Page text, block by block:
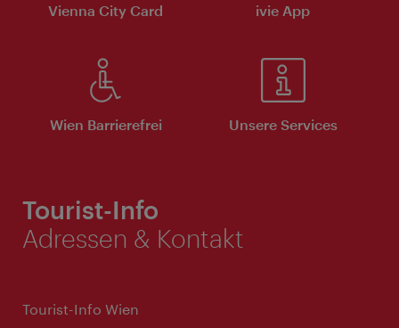
Vienna City Card ivie App
Wien Barrierefrei Unsere Services
Tourist-Info
Adressen & Kontakt
Tourist-Info Wien